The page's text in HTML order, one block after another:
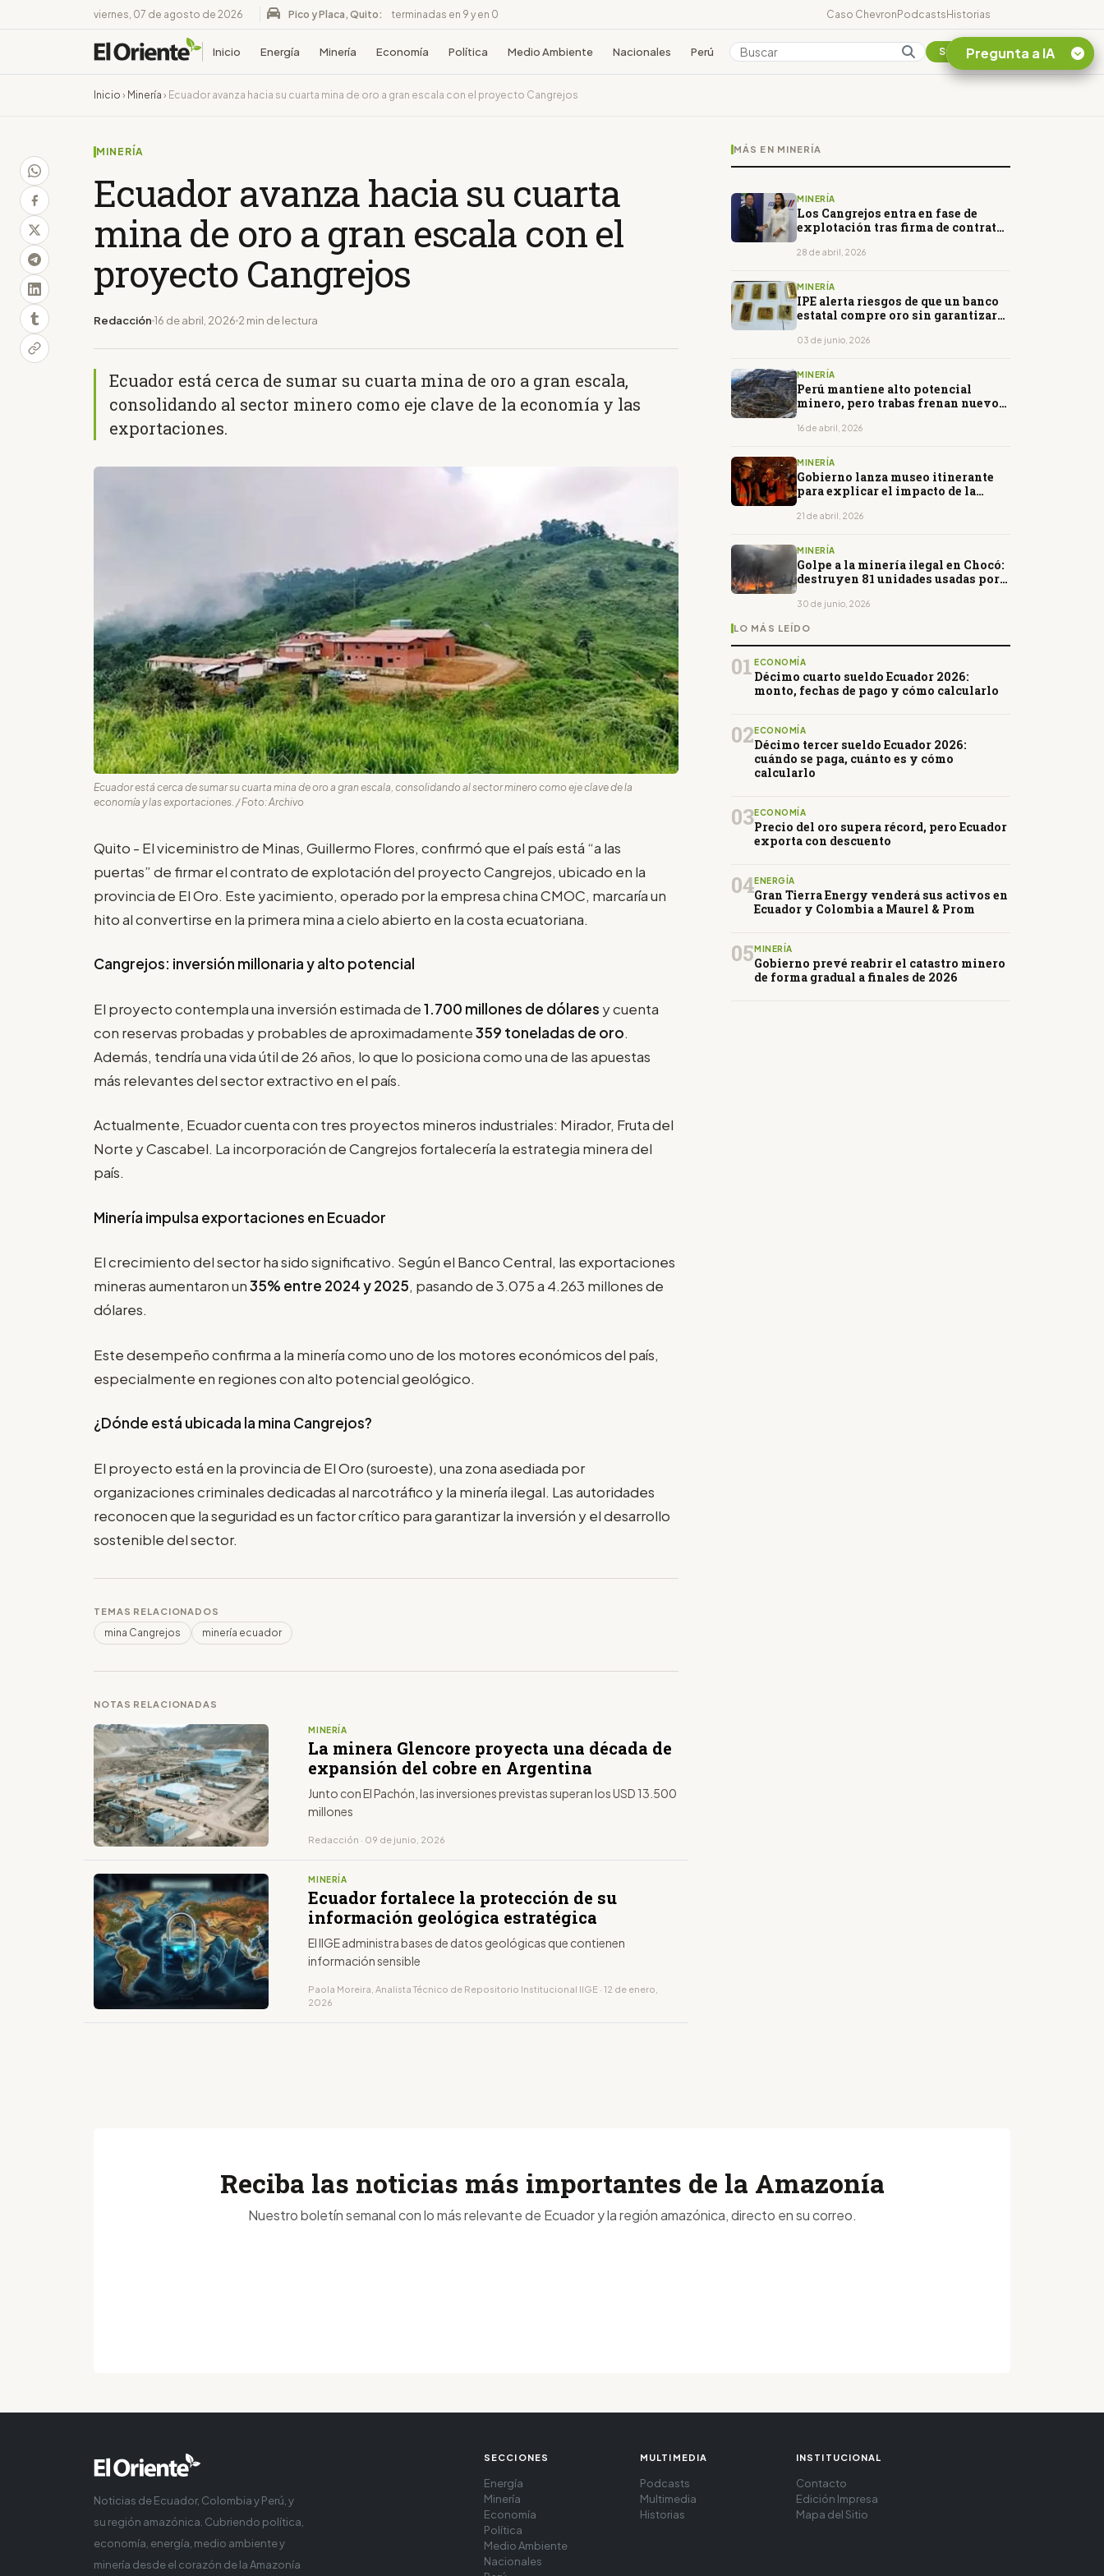
viernes, 07 de agosto de 2026 Pico y Placa, Quito: terminadas en 9 y en 0 Caso ChevronPodcastsHistorias
Inicio Energía Minería Economía Política Medio Ambiente Nacionales Perú Colombia Suscribirse
Inicio › Minería › Ecuador avanza hacia su cuarta mina de oro a gran escala con el proyecto Cangrejos
MINERÍA
Ecuador avanza hacia su cuarta
mina de oro a gran escala con el
proyecto Cangrejos
Redacción 16 de abril, 2026 2 min de lectura
Ecuador está cerca de sumar su cuarta mina de oro a gran escala,
consolidando al sector minero como eje clave de la economía y las
exportaciones.
Ecuador está cerca de sumar su cuarta mina de oro a gran escala, consolidando al sector minero como eje clave de la
economía y las exportaciones. / Foto: Archivo
Quito - El viceministro de Minas, Guillermo Flores, confirmó que el país está “a las
puertas” de firmar el contrato de explotación del proyecto Cangrejos, ubicado en la
provincia de El Oro. Este yacimiento, operado por la empresa china CMOC, marcaría un
hito al convertirse en la primera mina a cielo abierto en la costa ecuatoriana.
Cangrejos: inversión millonaria y alto potencial
El proyecto contempla una inversión estimada de1.700 millones de dólares y cuenta
con reservas probadas y probables de aproximadamente359 toneladas de oro.
Además, tendría una vida útil de 26 años, lo que lo posiciona como una de las apuestas
más relevantes del sector extractivo en el país.
Actualmente, Ecuador cuenta con tres proyectos mineros industriales: Mirador, Fruta del
Norte y Cascabel. La incorporación de Cangrejos fortalecería la estrategia minera del
país.
Minería impulsa exportaciones en Ecuador
El crecimiento del sector ha sido significativo. Según el Banco Central, las exportaciones
mineras aumentaron un35% entre 2024 y 2025, pasando de 3.075 a 4.263 millones de
dólares.
Este desempeño confirma a la minería como uno de los motores económicos del país,
especialmente en regiones con alto potencial geológico.
¿Dónde está ubicada la mina Cangrejos?
El proyecto está en la provincia de El Oro (suroeste), una zona asediada por
organizaciones criminales dedicadas al narcotráfico y la minería ilegal. Las autoridades
reconocen que la seguridad es un factor crítico para garantizar la inversión y el desarrollo
sostenible del sector.
TEMAS RELACIONADOS
mina Cangrejos minería ecuador
NOTAS RELACIONADAS
MINERÍA
La minera Glencore proyecta una década de
expansión del cobre en Argentina
Junto con El Pachón, las inversiones previstas superan los USD 13.500
millones
Redacción · 09 de junio, 2026
MINERÍA
Ecuador fortalece la protección de su
información geológica estratégica
El IIGE administra bases de datos geológicas que contienen
información sensible
Paola Moreira, Analista Técnico de Repositorio Institucional IIGE · 12 de enero,
2026
MÁS EN MINERÍA
MINERÍA
Los Cangrejos entra en fase de
explotación tras firma de contrato
28 de abril, 2026
MINERÍA
IPE alerta riesgos de que un banco
estatal compre oro sin garantizar
03 de junio, 2026
MINERÍA
Perú mantiene alto potencial
minero, pero trabas frenan nuevos
16 de abril, 2026
MINERÍA
Gobierno lanza museo itinerante
para explicar el impacto de la
21 de abril, 2026
MINERÍA
Golpe a la minería ilegal en Chocó:
destruyen 81 unidades usadas por
30 de junio, 2026
LO MÁS LEÍDO
01 ECONOMÍA
Décimo cuarto sueldo Ecuador 2026:
monto, fechas de pago y cómo calcularlo
02 ECONOMÍA
Décimo tercer sueldo Ecuador 2026:
cuándo se paga, cuánto es y cómo
calcularlo
03ECONOMÍA
Precio del oro supera récord, pero Ecuador
exporta con descuento
04ENERGÍA
Gran Tierra Energy venderá sus activos en
Ecuador y Colombia a Maurel & Prom
05 MINERÍA
Gobierno prevé reabrir el catastro minero
de forma gradual a finales de 2026
Pregunta a IA
¿En que consiste la
Reciba las noticias más importantes de la Amazonía
Nuestro boletín semanal con lo más relevante de Ecuador y la región amazónica, directo en su correo.
Noticias de Ecuador, Colombia y Perú, y
su región amazónica. Cubriendo política,
economía, energía, medio ambiente y
minería desde el corazón de la Amazonía
SECCIONES
Energía
Minería
Economía
Política
Medio Ambiente
Nacionales
MULTIMEDIA
Podcasts
Multimedia
Historias
INSTITUCIONAL
Contacto
Edición Impresa
Mapa del Sitio